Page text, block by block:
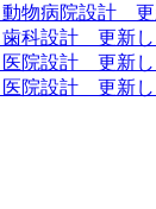
物病院設計 更
科設計 更新し
院設計 更新し
院設計 更新し